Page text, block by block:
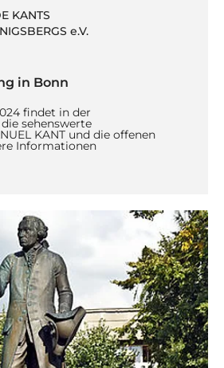
KANTS
e.V.
in Bonn
findet in der
sehenswerte
KANT und die offenen
Informationen